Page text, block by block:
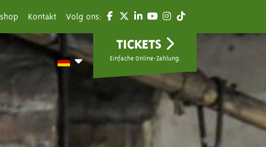
Kontakt Volg ons:
TICKETS
Einfache Online-Zahlung.